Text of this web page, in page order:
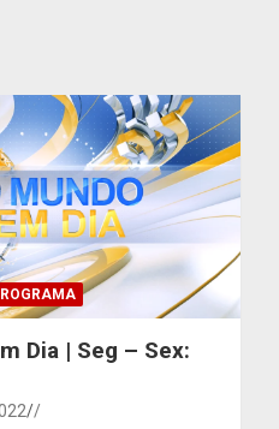
Dia | Seg – Sex:
/